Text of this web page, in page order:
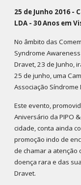
25 de Junho 2016 -
LDA - 30 Anos em
No âmbito das
Syndrome
Dravet, 23 de Junho,
25 de junho, uma
Associação Síndrome
Este evento,
Aniversário da PIPO
cidade, conta ainda
promoção indo de
de chamar a atenção
doença rara e das
Dravet.